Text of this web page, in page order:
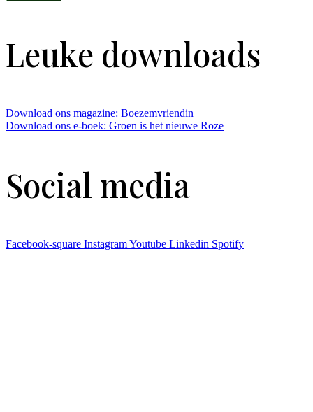
Leuke downloads
Download ons magazine: Boezemvriendin
Download ons e-boek: Groen is het nieuwe Roze
Social media
Facebook-square InstagramYoutube Linkedin Spotify